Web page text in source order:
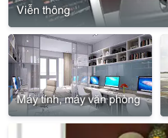
Viễn thông
Máy tính, máy văn phòng